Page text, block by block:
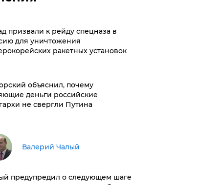
призвали к рейду спецназа в
для уничтожения
ракетных установок
объяснил, почему
деньги российские
не свергли Путина
Валерий Чалый
предупредил о следующем шаге